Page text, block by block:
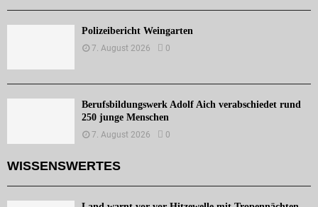
Polizeibericht Weingarten
7. August 2026 0
Berufsbildungswerk Adolf Aich verabschiedet rund
250 junge Menschen
7. August 2026 0
WISSENSWERTES